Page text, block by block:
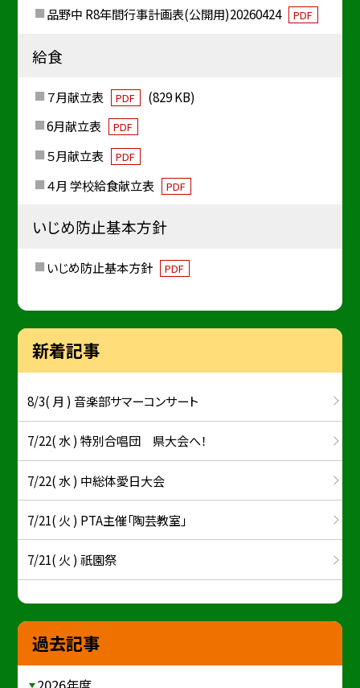
品野中 R8年間行事計画表(公開用)20260424 PDF
給食
７月献立表 PDF
(829 KB)
6月献立表
PDF
５月献立表 PDF
４月 学校給食献立表 PDF
いじめ防止基本方針
いじめ防止基本方針 PDF
新着記事
8/3( 月 ) 音楽部サマーコンサート
7/22( 水 ) 特別合唱団 県大会へ！
7/22( 水 ) 中総体愛日大会
7/21( 火 ) PTA主催「陶芸教室」
7/21( 火 ) 祇園祭
過去記事